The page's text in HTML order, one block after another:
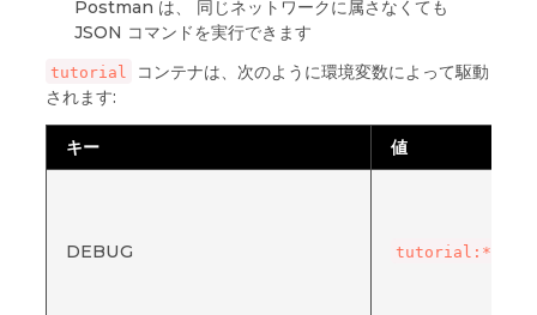
Postman は、 同じネットワークに属さなくても
JSON コマンドを実行できます
tutorial
コンテナは、次のように環境変数によって駆動
されます:
キー 値
DEBUG tutorial:*